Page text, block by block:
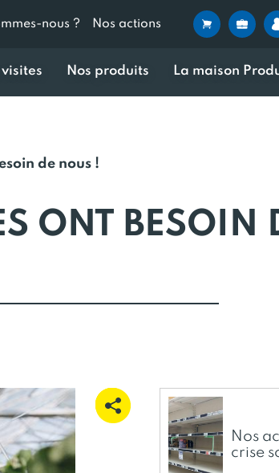
nous ? Nos actions
visites Nos produits La maison
de nous !
ONT BESOIN
Nos
crise